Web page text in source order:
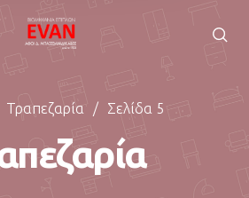
Τραπεζαρία / Σελίδα 5